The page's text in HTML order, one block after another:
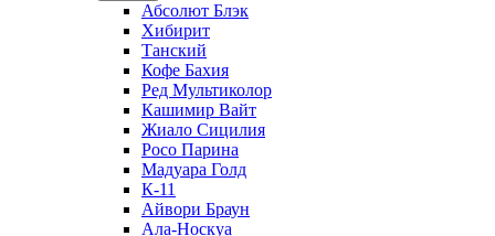
Абсолют Блэк
Хибирит
Танский
Кофе Бахия
Ред Мультиколор
Кашимир Вайт
Жиало Сицилия
Росо Парина
Мадуара Голд
К-11
Айвори Браун
Ала-Носкуа